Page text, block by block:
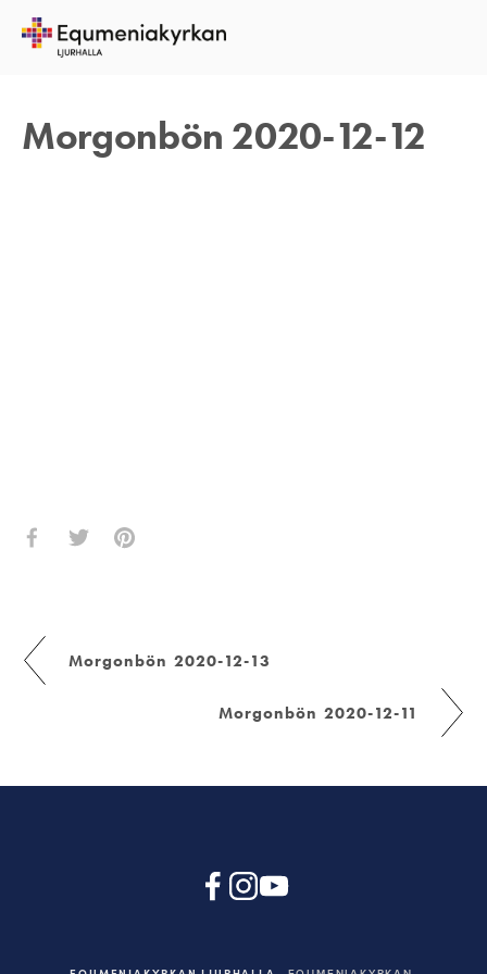
Morgonbön 2020-12-12
12 DECEMBER 2020
Morgonbön 2020-12-13
Morgonbön 2020-12-11